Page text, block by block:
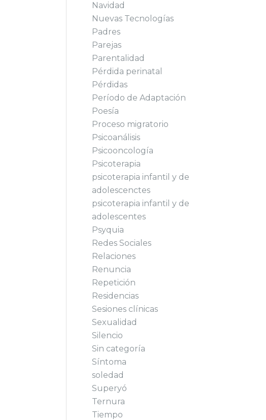
Navidad
Nuevas Tecnologías
Padres
Parejas
Parentalidad
Pérdida perinatal
Pérdidas
Período de Adaptación
Poesía
Proceso migratorio
Psicoanálisis
Psicooncología
Psicoterapia
psicoterapia infantil y de
adolescenctes
psicoterapia infantil y de
adolescentes
Psyquia
Redes Sociales
Relaciones
Renuncia
Repetición
Residencias
Sesiones clínicas
Sexualidad
Silencio
Sin categoría
Síntoma
soledad
Superyó
Ternura
Tiempo